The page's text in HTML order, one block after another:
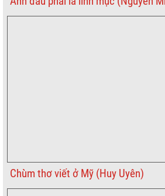
Chùm thơ viết ở Mỹ (Huy Uyên)